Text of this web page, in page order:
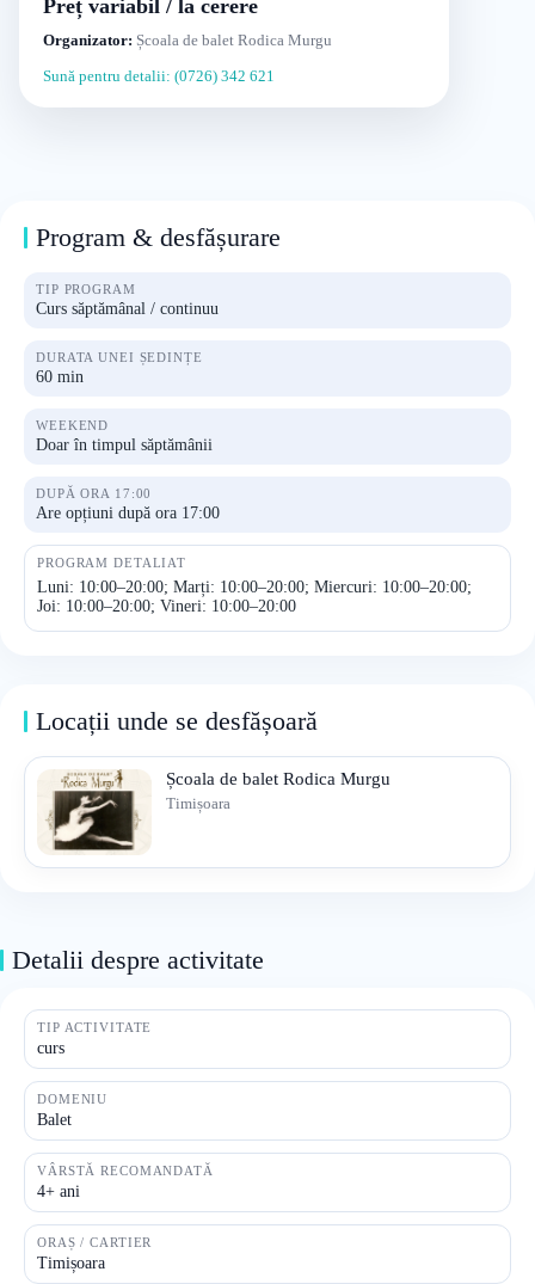
Preț variabil / la cerere
Organizator: Școala de balet Rodica Murgu
Sună pentru detalii: (0726) 342 621
Program & desfășurare
TIP PROGRAM
Curs săptămânal / continuu
DURATA UNEI ȘEDINȚE
60 min
WEEKEND
Doar în timpul săptămânii
DUPĂ ORA 17:00
Are opțiuni după ora 17:00
PROGRAM DETALIAT
Luni: 10:00–20:00; Marți: 10:00–20:00; Miercuri: 10:00–20:00;
Joi: 10:00–20:00; Vineri: 10:00–20:00
Locații unde se desfășoară
Școala de balet Rodica Murgu
Timișoara
Detalii despre activitate
TIP ACTIVITATE
curs
DOMENIU
Balet
VÂRSTĂ RECOMANDATĂ
4+ ani
ORAȘ / CARTIER
Timișoara